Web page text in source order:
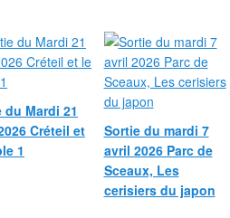
du Mardi 21
Créteil et
1
Sortie du mardi 7
avril 2026 Parc de
Sceaux, Les
cerisiers du japon